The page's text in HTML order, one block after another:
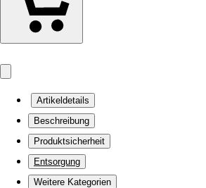
Artikeldetails
Beschreibung
Produktsicherheit
Entsorgung
Weitere Kategorien